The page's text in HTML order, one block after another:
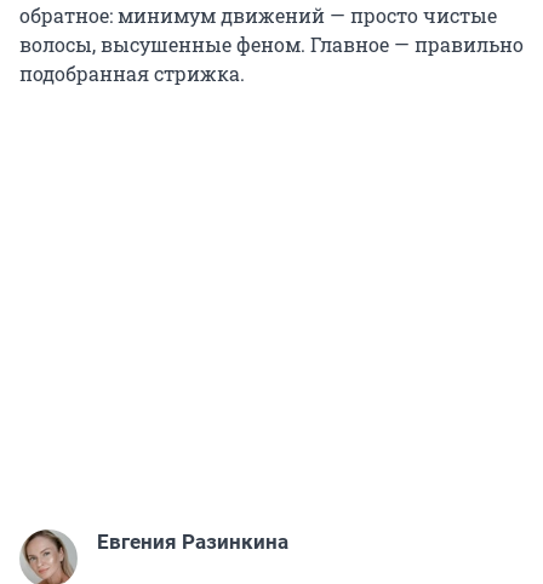
обратное: минимум движений — просто чистые
волосы, высушенные феном. Главное — правильно
подобранная стрижка.
Евгения Разинкина